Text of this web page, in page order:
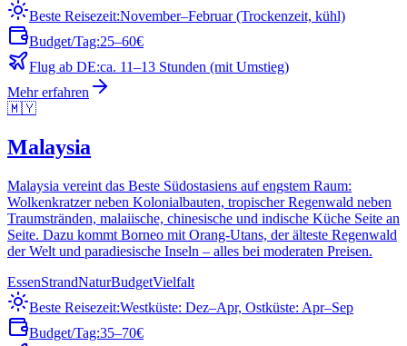
Beste Reisezeit:November–Februar (Trockenzeit, kühl)
Budget/Tag:25–60€
Flug ab DE:ca. 11–13 Stunden (mit Umstieg)
Mehr erfahren
🇲🇾
Malaysia
Malaysia vereint das Beste Südostasiens auf engstem Raum:
Wolkenkratzer neben Kolonialbauten, tropischer Regenwald neben
Traumstränden, malaiische, chinesische und indische Küche Seite an
Seite. Dazu kommt Borneo mit Orang-Utans, der älteste Regenwald
der Welt und paradiesische Inseln – alles bei moderaten Preisen.
EssenStrandNaturBudgetVielfalt
Beste Reisezeit:Westküste: Dez–Apr, Ostküste: Apr–Sep
Budget/Tag:35–70€